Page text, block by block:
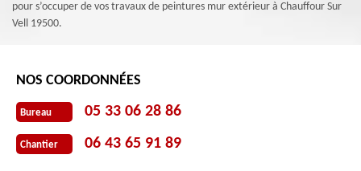
pour s’occuper de vos travaux de peintures mur extérieur à Chauffour Sur
Vell 19500.
NOS COORDONNÉES
Bureau 05 33 06 28 86
Chantier 06 43 65 91 89